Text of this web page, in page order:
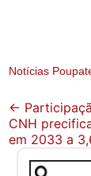
Notícias
Post
←
CNH
em 2033 a